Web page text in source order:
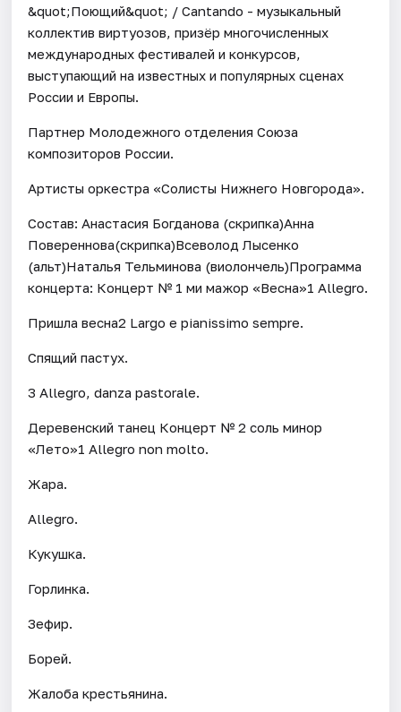
&quot;Поющий&quot; / Cantando - музыкальный
коллектив виртуозов, призёр многочисленных
международных фестивалей и конкурсов,
выступающий на известных и популярных сценах
России и Европы.
Партнер Молодежного отделения Союза
композиторов России.
Артисты оркестра «Солисты Нижнего Новгорода».
Состав: Анастасия Богданова (скрипка)Анна
Повереннова(скрипка)Всеволод Лысенко
(альт)Наталья Тельминова (виолончель)Программа
концерта: Концерт № 1 ми мажор «Весна»1 Allegro.
Пришла весна2 Largo e pianissimo sempre.
Спящий пастух.
3 Allegro, danza pastorale.
Деревенский танец Концерт № 2 соль минор
«Лето»1 Allegro non molto.
Жара.
Allegro.
Кукушка.
Горлинка.
Зефир.
Борей.
Жалоба крестьянина.